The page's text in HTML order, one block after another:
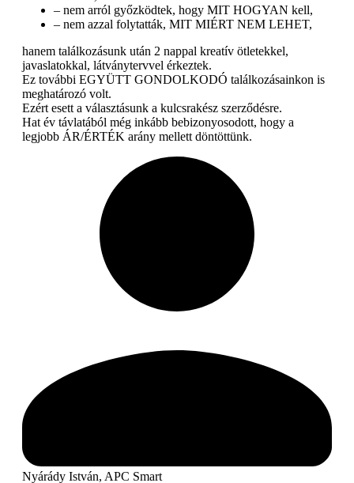
– nem arról győzködtek, hogy MIT HOGYAN kell,
– nem azzal folytatták, MIT MIÉRT NEM LEHET,
hanem találkozásunk után 2 nappal kreatív ötletekkel,
javaslatokkal, látványtervvel érkeztek.
Ez további EGYÜTT GONDOLKODÓ találkozásainkon is
meghatározó volt.
Ezért esett a választásunk a kulcsrakész szerződésre.
Hat év távlatából még inkább bebizonyosodott, hogy a
legjobb ÁR/ÉRTÉK arány mellett döntöttünk.
Nyárády István, APC Smart